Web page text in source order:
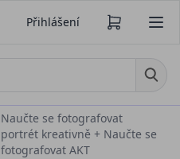
Přihlášení
Naučte se fotografovat
portrét kreativně + Naučte se
fotografovat AKT